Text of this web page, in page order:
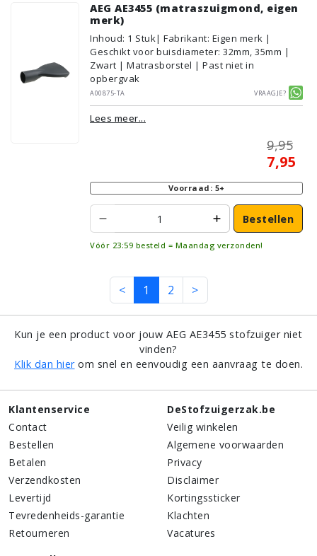
AEG AE3455 (matraszuigmond, eigen
merk)
Inhoud: 1 Stuk| Fabrikant: Eigen merk |
Geschikt voor buisdiameter: 32mm, 35mm |
Zwart | Matrasborstel | Past niet in
opbergvak
A00875-TA
Vraagje?
Lees meer...
9,95
7,95
Voorraad: 5+
Bestellen
Vóór 23:59 besteld = Maandag verzonden!
< 1 2 >
Kun je een product voor jouw AEG AE3455 stofzuiger niet
vinden?
Klik dan hierom snel en eenvoudig een aanvraag te doen.
Klantenservice
Contact
Bestellen
Betalen
Verzendkosten
Levertijd
Tevredenheids-garantie
Retourneren
DeStofzuigerzak.be
Veilig winkelen
Algemene voorwaarden
Privacy
Disclaimer
Kortingssticker
Klachten
Vacatures